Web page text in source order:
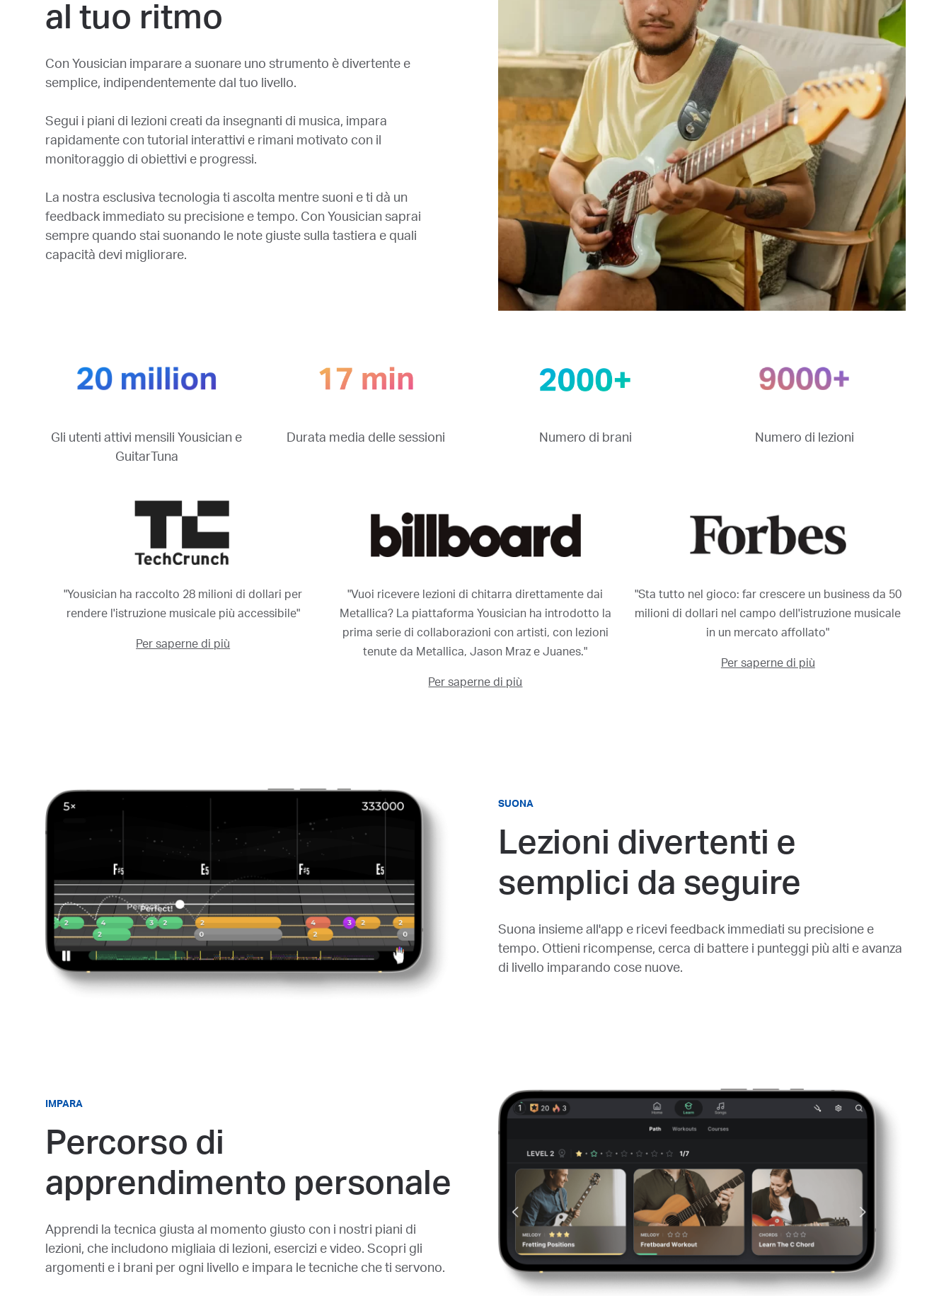
al tuo ritmo
Con Yousician imparare a suonare uno strumento è divertente e
semplice, indipendentemente dal tuo livello.
Segui i piani di lezioni creati da insegnanti di musica, impara
rapidamente con tutorial interattivi e rimani motivato con il
monitoraggio di obiettivi e progressi.
La nostra esclusiva tecnologia ti ascolta mentre suoni e ti dà un
feedback immediato su precisione e tempo. Con Yousician saprai
sempre quando stai suonando le note giuste sulla tastiera e quali
capacità devi migliorare.
Gli utenti attivi mensili Yousician e
GuitarTuna
Durata media delle sessioni Numero di brani Numero di lezioni
"Yousician ha raccolto 28 milioni di dollari per
rendere l'istruzione musicale più accessibile"
Per saperne di più
"Vuoi ricevere lezioni di chitarra direttamente dai
Metallica? La piattaforma Yousician ha introdotto la
prima serie di collaborazioni con artisti, con lezioni
tenute da Metallica, Jason Mraz e Juanes."
Per saperne di più
"Sta tutto nel gioco: far crescere un business da 50
milioni di dollari nel campo dell'istruzione musicale
in un mercato affollato"
Per saperne di più
SUONA
Lezioni divertenti e
semplici da seguire
Suona insieme all'app e ricevi feedback immediati su precisione e
tempo. Ottieni ricompense, cerca di battere i punteggi più alti e avanza
di livello imparando cose nuove.
IMPARA
Percorso di
apprendimento personale
Apprendi la tecnica giusta al momento giusto con i nostri piani di
lezioni, che includono migliaia di lezioni, esercizi e video. Scopri gli
argomenti e i brani per ogni livello e impara le tecniche che ti servono.